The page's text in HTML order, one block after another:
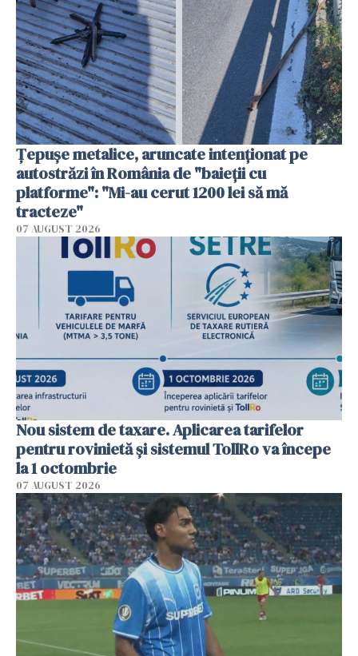
Țepușe metalice, aruncate intenționat pe
autostrăzi în România de "baieții cu
platforme": "Mi-au cerut 1200 lei să mă
tracteze"
07 AUGUST 2026
Nou sistem de taxare. Aplicarea tarifelor
pentru rovinietă şi sistemul TollRo va începe
la 1 octombrie
07 AUGUST 2026